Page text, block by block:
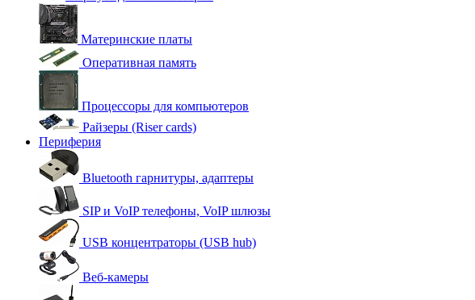
Материнские платы
Оперативная память
Процессоры для компьютеров
Райзеры (Riser cards)
Периферия
Bluetooth гарнитуры, адаптеры
SIP и VoIP телефоны, VoIP шлюзы
USB концентраторы (USB hub)
Веб-камеры